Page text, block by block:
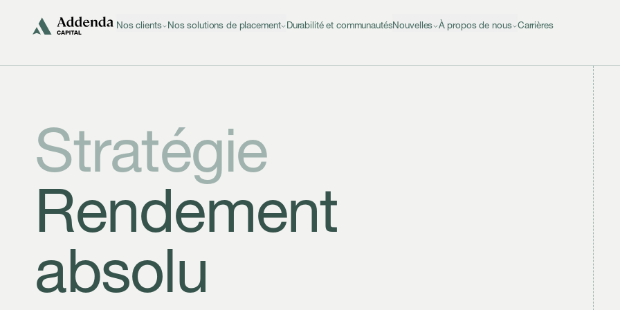
Nos clients Nos solutions de placement Durabilité et communautésNouvelles À propos de nous Carrières
Stratégie
Rendement
absolu